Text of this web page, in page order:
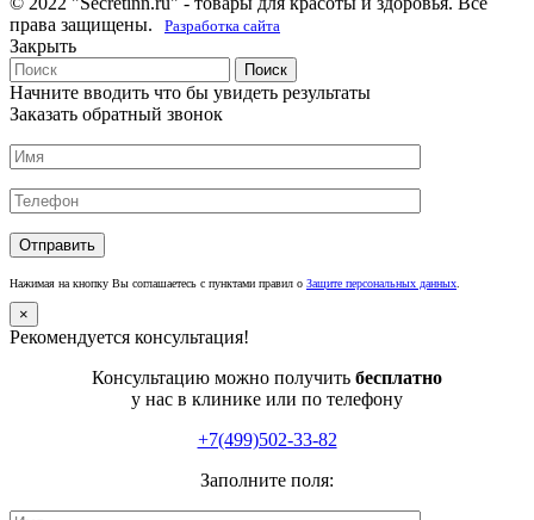
права защищены.
Разработка сайта
Закрыть
Поиск
Начните вводить что бы увидеть результаты
Заказать обратный звонок
Нажимая на кнопку Вы соглашаетесь с пунктами правил о Защите персональных данных
×
Рекомендуется консультация!
Консультацию можно получить бесплатно
у нас в клинике или по телефону
+7(499)502-33-82
Заполните поля: